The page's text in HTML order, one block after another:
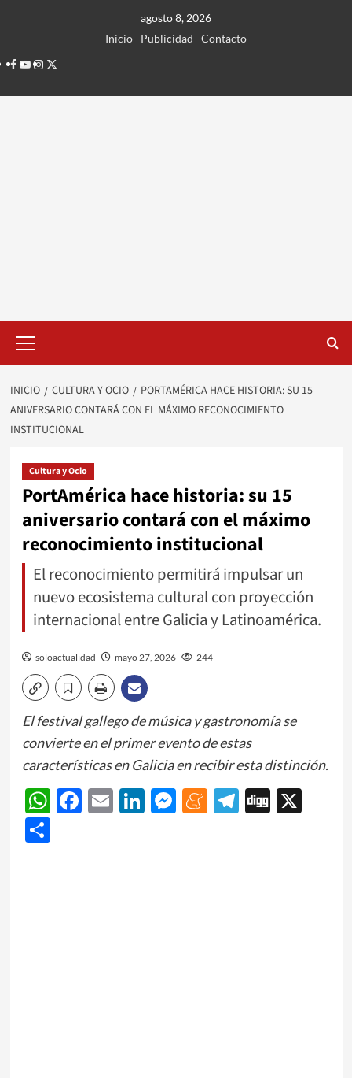
agosto 8, 2026
Inicio
Publicidad
Contacto
Facebook
Youtube
Instagram
Twitter
principal
INICIO CULTURA Y OCIO
PORTAMÉRICA HACE HISTORIA: SU 15
ANIVERSARIO CONTARÁ CON EL MÁXIMO RECONOCIMIENTO
INSTITUCIONAL
Cultura y Ocio
PortAmérica hace historia: su 15
aniversario contará con el máximo
reconocimiento institucional
El reconocimiento permitirá impulsar un
nuevo ecosistema cultural con proyección
internacional entre Galicia y Latinoamérica.
soloactualidad mayo 27, 2026 244
El festival gallego de música y gastronomía se
convierte en el primer evento de estas
características en Galicia en recibir esta distinción.
WhatsApp
Facebook
EmailLinkedIn
Messenger
Meneame
Telegram
Digg
X
Share